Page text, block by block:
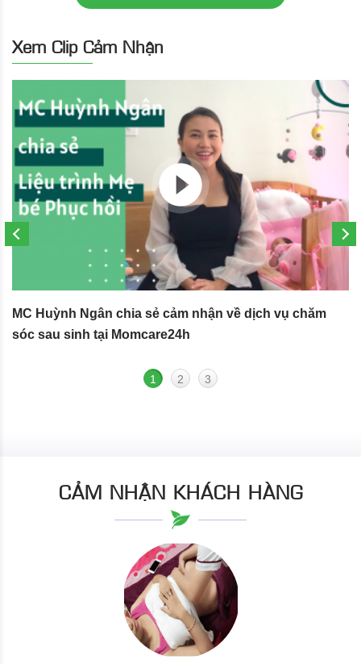
Xem Clip Cảm Nhận
MC Huỳnh Ngân chia sẻ cảm nhận về dịch vụ chăm
sóc sau sinh tại Momcare24h
1 2 3
CẢM NHẬN KHÁCH HÀNG